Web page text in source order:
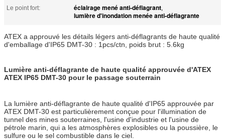
Le point fort:
éclairage mené anti-déflagrant,
lumière d'inondation menée anti-déflagrante
ATEX a approuvé les détails légers anti-déflagrants de haute qualité
d'emballage d'IP65 DMT-30 : 1pcs/ctn, poids brut : 5.6kg
Lumière anti-déflagrante de haute qualité approuvée d'ATEX
ATEX IP65 DMT-30 pour le passage souterrain
La lumière anti-déflagrante de haute qualité d'IP65 approuvée par
ATEX DMT-30 est particulièrement conçue pour l'illumination de
tunnel des mines souterraines, l'usine d'industrie et l'usine de
pétrole marin, qui a les atmosphères explosibles ou la poussière, le
sulfure ou le sel combustible dans le ciel.